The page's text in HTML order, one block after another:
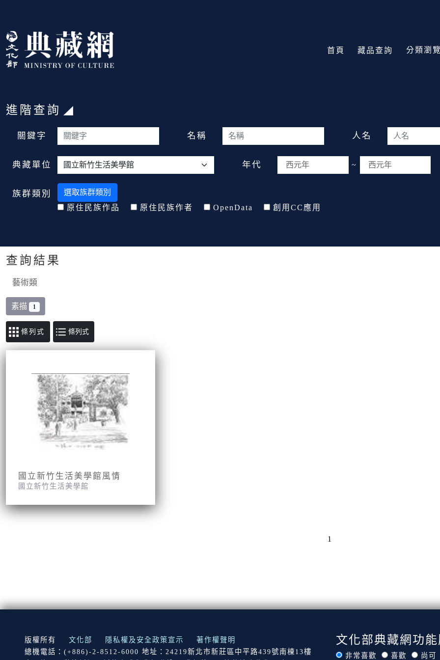
::: 首頁 藏品查詢 分類瀏
:::
進階查詢
關鍵字 名稱 人名
典藏單位 年代 ~
族群類別
選取族群類別
原住民族作品
原住民族作者 OpenData 創用CC應用
查詢結果
藝術類
素描 1
條列式
國立新竹生活美學館風情
國立新竹生活美學館
1
:::
版權所有 文化部 隱私權及安全政策宣示
著作權聲明
總機電話：(+886)-2-8512-6000 地址：24219新北市新莊區中平路439號南棟13樓
文化部典藏網功
非常喜歡 喜歡 尚可